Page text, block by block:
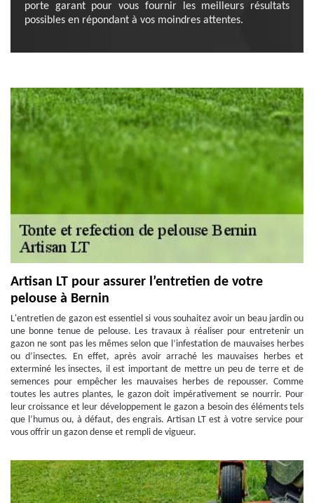
porte garant pour vous fournir les meilleurs résultats
possibles en répondant à vos moindres attentes.
Artisan LT pour assurer l’entretien de votre
pelouse à Bernin
L'entretien de gazon est essentiel si vous souhaitez avoir un beau jardin ou
une bonne tenue de pelouse. Les travaux à réaliser pour entretenir un
gazon ne sont pas les mêmes selon que l’infestation de mauvaises herbes
ou d’insectes. En effet, après avoir arraché les mauvaises herbes et
exterminé les insectes, il est important de mettre un peu de terre et de
semences pour empêcher les mauvaises herbes de repousser. Comme
toutes les autres plantes, le gazon doit impérativement se nourrir. Pour
leur croissance et leur développement le gazon a besoin des éléments tels
que l’humus ou, à défaut, des engrais. Artisan LT est à votre service pour
vous offrir un gazon dense et rempli de vigueur.